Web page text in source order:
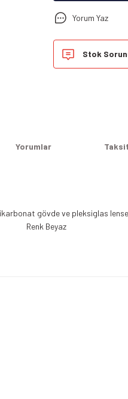
Yorum Yaz
Stok
Yorumlar
gövde ve pleksiglas lense
Renk Beyaz